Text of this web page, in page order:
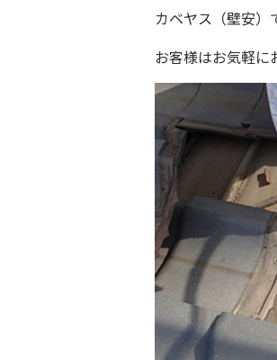
カベヤス（壁安）
お客様はお気軽に